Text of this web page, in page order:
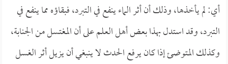
أي: لم يأخذها، وذلك أن أثر الماء ينفع في التبرد، فبقاؤه مما ينفع في
التبرد، وقد استدل بهذا بعض أهل العلم على أن المغتسل من الجنابة،
وكذلك المتوضئ إذا كان يرفع الحدث لا ينبغي أن يزيل أثر الغسل